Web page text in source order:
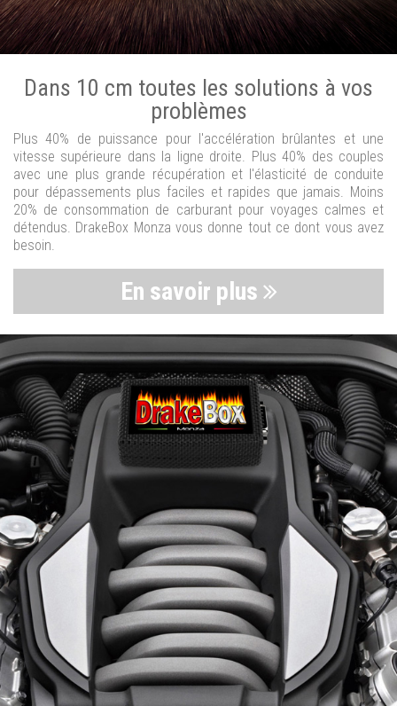
Dans 10 cm toutes les solutions à vos
problèmes
Plus 40% de puissance pour l'accélération brûlantes et une
vitesse supérieure dans la ligne droite. Plus 40% des couples
avec une plus grande récupération et l'élasticité de conduite
pour dépassements plus faciles et rapides que jamais. Moins
20% de consommation de carburant pour voyages calmes et
détendus. DrakeBox Monza vous donne tout ce dont vous avez
besoin.
En savoir plus